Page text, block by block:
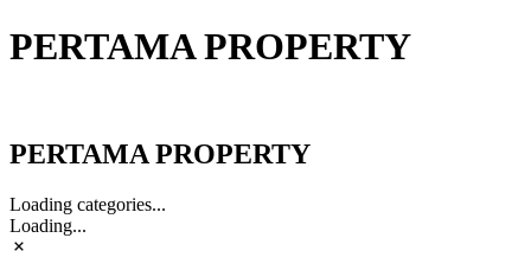
PERTAMA PROPERTY
PERTAMA PROPERTY
Loading categories...
Loading...